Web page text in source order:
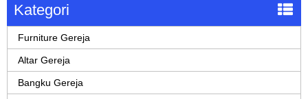
Kategori
Furniture Gereja
Altar Gereja
Bangku Gereja